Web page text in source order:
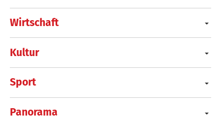
Wirtschaft
Kultur
Sport
Panorama